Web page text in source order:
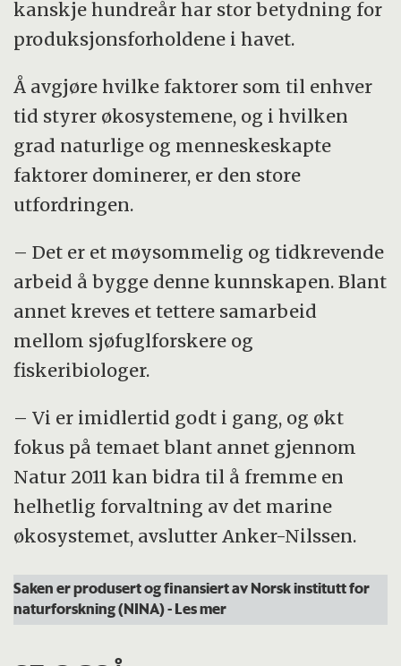
kanskje hundreår har stor betydning for
produksjonsforholdene i havet.
Å avgjøre hvilke faktorer som til enhver
tid styrer økosystemene, og i hvilken
grad naturlige og menneskeskapte
faktorer dominerer, er den store
utfordringen.
– Det er et møysommelig og tidkrevende
arbeid å bygge denne kunnskapen. Blant
annet kreves et tettere samarbeid
mellom sjøfuglforskere og
fiskeribiologer.
– Vi er imidlertid godt i gang, og økt
fokus på temaet blant annet gjennom
Natur 2011 kan bidra til å fremme en
helhetlig forvaltning av det marine
økosystemet, avslutter Anker-Nilssen.
Saken er produsert og finansiert av Norsk institutt for
naturforskning (NINA)- Les mer